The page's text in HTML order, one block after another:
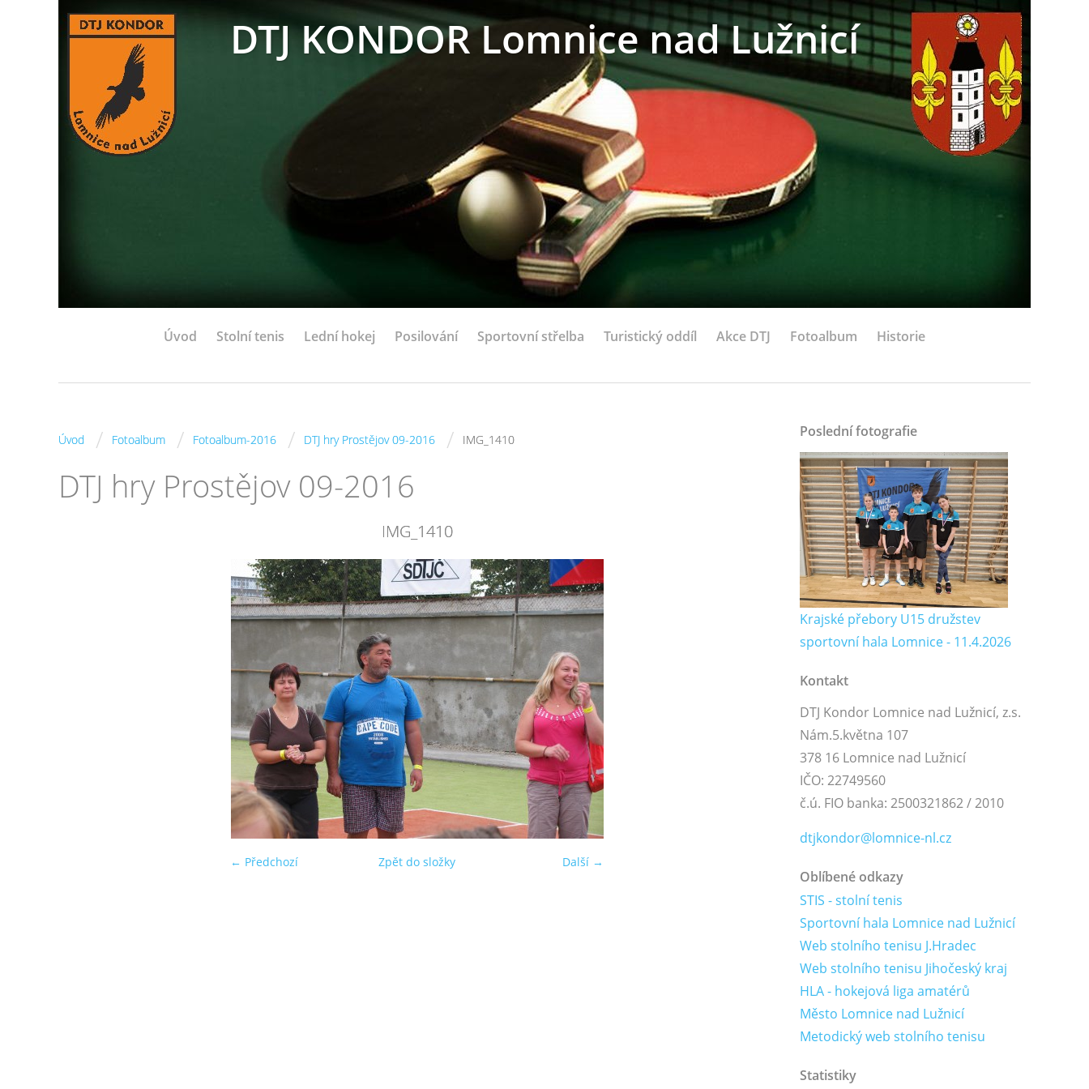
DTJ KONDOR Lomnice nad Lužnicí
Úvod Stolní tenis Lední hokej Posilování Sportovní střelba Turistický oddíl Akce DTJ Fotoalbum Historie
Úvod / Fotoalbum / Fotoalbum-2016 / DTJ hry Prostějov 09-2016 / IMG_1410
DTJ hry Prostějov 09-2016
IMG_1410
← Předchozí Další →
Zpět do složky
Poslední fotografie
Krajské přebory U15 družstev
sportovní hala Lomnice - 11.4.2026
Kontakt
DTJ Kondor Lomnice nad Lužnicí, z.s.
Nám.5.května 107
378 16 Lomnice nad Lužnicí
IČO: 22749560
č.ú. FIO banka: 2500321862 / 2010
dtjkondor@lomnice-nl.cz
Oblíbené odkazy
STIS - stolní tenis
Sportovní hala Lomnice nad Lužnicí
Web stolního tenisu J.Hradec
Web stolního tenisu Jihočeský kraj
HLA - hokejová liga amatérů
Město Lomnice nad Lužnicí
Metodický web stolního tenisu
Statistiky